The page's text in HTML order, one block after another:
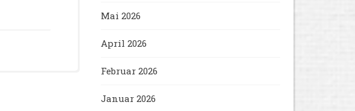
Mai 2026
April 2026
Februar 2026
Januar 2026